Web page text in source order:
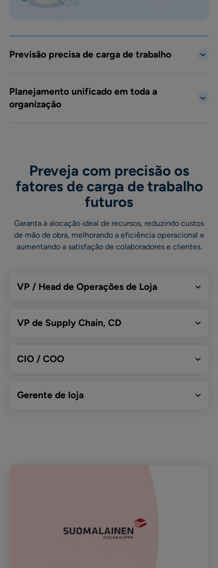
Previsão precisa de carga de trabalho
Planejamento unificado em toda a
organização
Preveja com precisão os
fatores de carga de trabalho
futuros
Garanta a alocação ideal de recursos, reduzindo custos
de mão de obra, melhorando a eficiência operacional e
aumentando a satisfação de colaboradores e clientes.
VP / Head de Operações de Loja
VP de Supply Chain, CD
CIO / COO
Gerente de loja